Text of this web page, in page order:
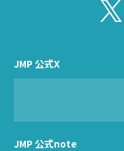
JMP 公式X
JMP 公式note